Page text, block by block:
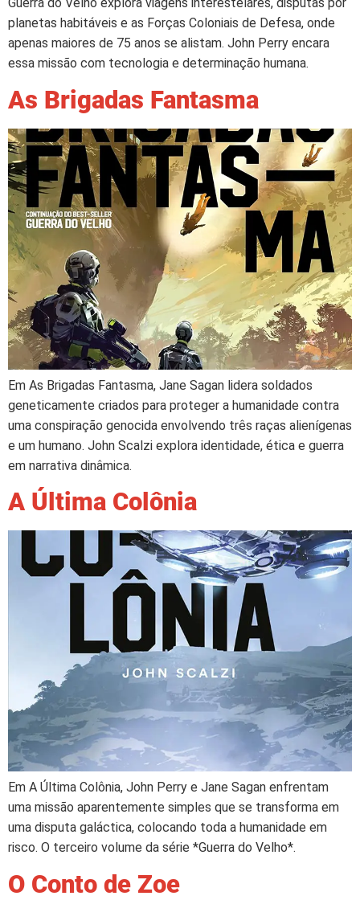
Guerra do Velho explora viagens interestelares, disputas por
planetas habitáveis e as Forças Coloniais de Defesa, onde
apenas maiores de 75 anos se alistam. John Perry encara
essa missão com tecnologia e determinação humana.
As Brigadas Fantasma
Em As Brigadas Fantasma, Jane Sagan lidera soldados
geneticamente criados para proteger a humanidade contra
uma conspiração genocida envolvendo três raças alienígenas
e um humano. John Scalzi explora identidade, ética e guerra
em narrativa dinâmica.
A Última Colônia
Em A Última Colônia, John Perry e Jane Sagan enfrentam
uma missão aparentemente simples que se transforma em
uma disputa galáctica, colocando toda a humanidade em
risco. O terceiro volume da série *Guerra do Velho*.
O Conto de Zoe